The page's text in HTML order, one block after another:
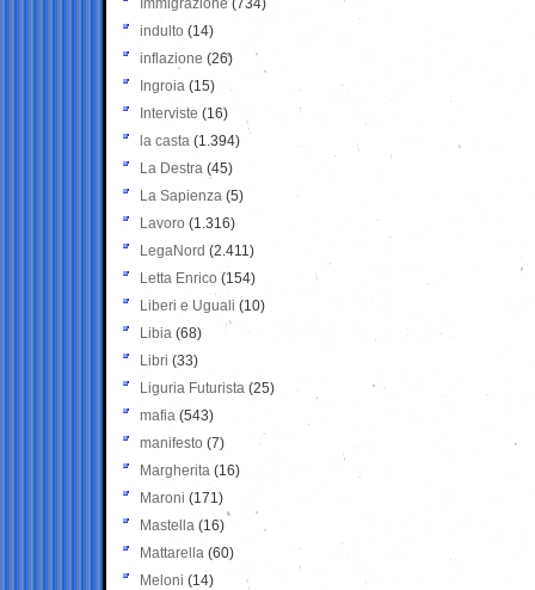
Immigrazione (734)
indulto (14)
inflazione (26)
Ingroia (15)
Interviste (16)
la casta (1.394)
La Destra (45)
La Sapienza (5)
Lavoro (1.316)
LegaNord (2.411)
Letta Enrico (154)
Liberi e Uguali (10)
Libia (68)
Libri (33)
Liguria Futurista (25)
mafia (543)
manifesto (7)
Margherita (16)
Maroni (171)
Mastella (16)
Mattarella (60)
Meloni (14)